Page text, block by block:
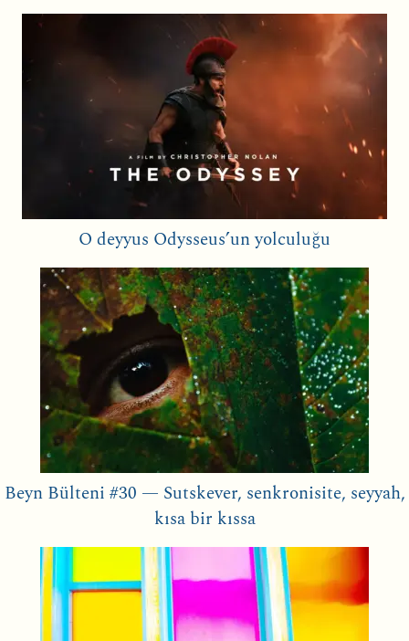
O deyyus Odysseus’un yolculuğu
Beyn Bülteni #30 — Sutskever, senkronisite, seyyah,
kısa bir kıssa